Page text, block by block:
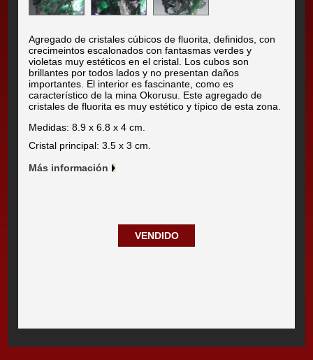
Agregado de cristales cúbicos de fluorita, definidos, con
crecimeintos escalonados con fantasmas verdes y
violetas muy estéticos en el cristal. Los cubos son
brillantes por todos lados y no presentan daños
importantes. El interior es fascinante, como es
característico de la mina Okorusu. Este agregado de
cristales de fluorita es muy estético y típico de esta zona.
Medidas: 8.9 x 6.8 x 4 cm.
Cristal principal: 3.5 x 3 cm.
Más información
VENDIDO